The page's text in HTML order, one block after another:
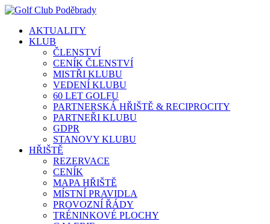
AKTUALITY
KLUB
ČLENSTVÍ
CENÍK ČLENSTVÍ
MISTŘI KLUBU
VEDENÍ KLUBU
60 LET GOLFU
PARTNERSKÁ HŘIŠTĚ & RECIPROCITY
PARTNEŘI KLUBU
GDPR
STANOVY KLUBU
HŘIŠTĚ
REZERVACE
CENÍK
MAPA HŘIŠTĚ
MÍSTNÍ PRAVIDLA
PROVOZNÍ ŘÁDY
TRÉNINKOVÉ PLOCHY